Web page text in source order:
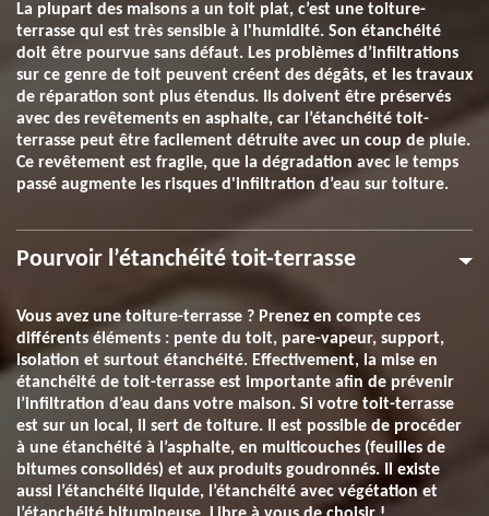
La plupart des maisons a un toit plat, c’est une toiture-
terrasse qui est très sensible à l'humidité. Son étanchéité
doit être pourvue sans défaut. Les problèmes d’infiltrations
sur ce genre de toit peuvent créent des dégâts, et les travaux
de réparation sont plus étendus. Ils doivent être préservés
avec des revêtements en asphalte, car l’étanchéité toit-
terrasse peut être facilement détruite avec un coup de pluie.
Ce revêtement est fragile, que la dégradation avec le temps
passé augmente les risques d'infiltration d’eau sur toiture.
Pourvoir l’étanchéité toit-terrasse
Vous avez une toiture-terrasse ? Prenez en compte ces
différents éléments : pente du toit, pare-vapeur, support,
isolation et surtout étanchéité. Effectivement, la mise en
étanchéité de toit-terrasse est importante afin de prévenir
l’infiltration d’eau dans votre maison. Si votre toit-terrasse
est sur un local, il sert de toiture. Il est possible de procéder
à une étanchéité à l’asphalte, en multicouches (feuilles de
bitumes consolidés) et aux produits goudronnés. Il existe
aussi l’étanchéité liquide, l’étanchéité avec végétation et